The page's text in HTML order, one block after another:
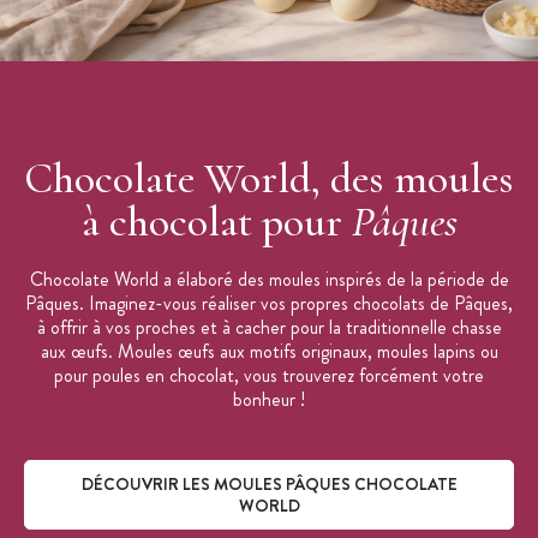
Chocolate World, des moules
à chocolat pour Pâques
Chocolate World a élaboré des moules inspirés de la période de
Pâques. Imaginez-vous réaliser vos propres chocolats de Pâques,
à offrir à vos proches et à cacher pour la traditionnelle chasse
aux œufs. Moules œufs aux motifs originaux, moules lapins ou
pour poules en chocolat, vous trouverez forcément votre
bonheur !
DÉCOUVRIR LES MOULES PÂQUES CHOCOLATE
WORLD